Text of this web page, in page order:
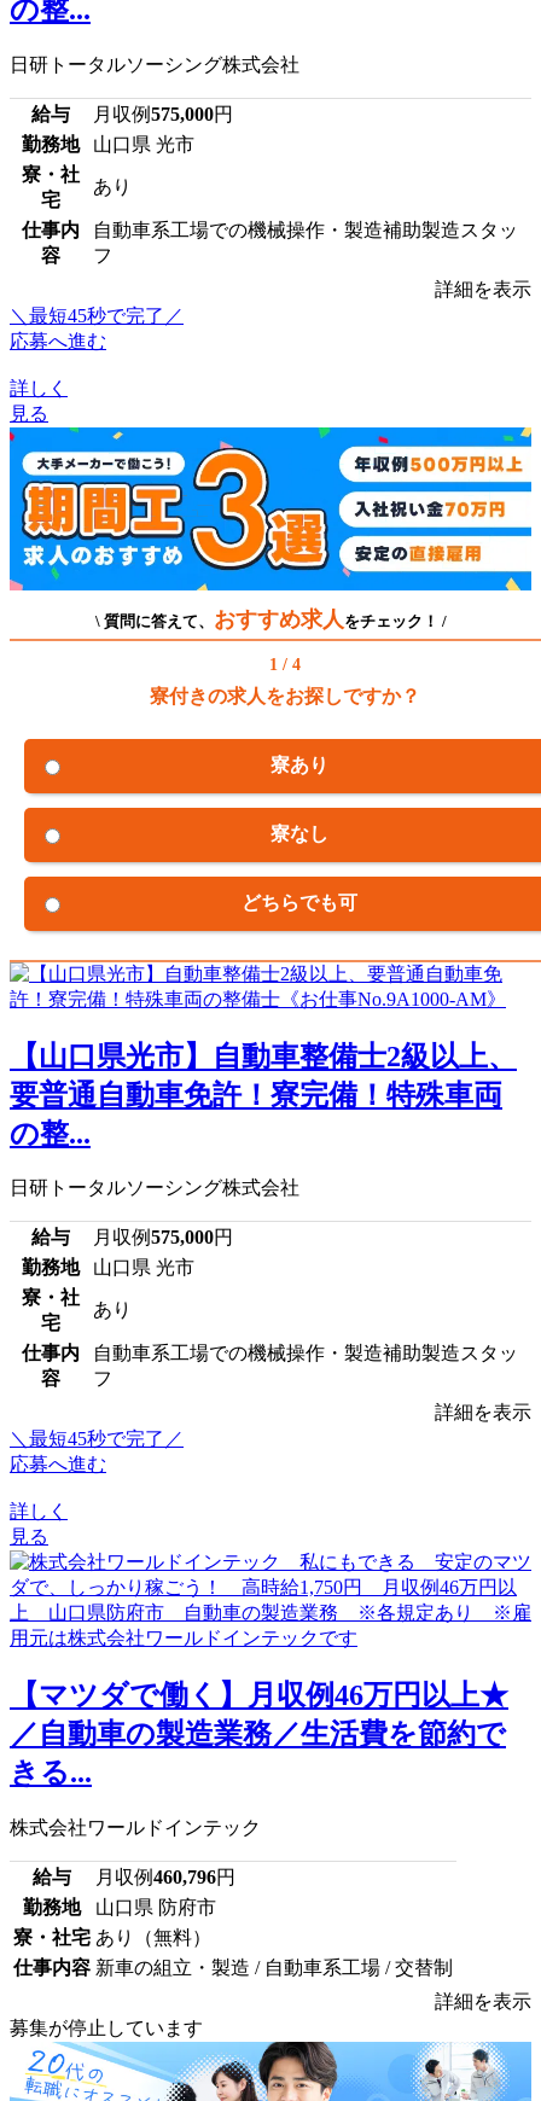
の整...
日研トータルソーシング株式会社
給与 月収例575,000円
勤務地
山口県 光市
寮・社
宅
あり
仕事内
容
自動車系工場での機械操作・製造補助製造スタッ
フ
詳細を表示
＼最短45秒で完了／
応募へ進む
詳しく
見る
\ 質問に答えて、 おすすめ求人 をチェック！ /
1 / 4
寮付きの求人をお探しですか？
寮あり
寮なし
どちらでも可
【山口県光市】自動車整備士2級以上、
要普通自動車免許！寮完備！特殊車両
の整...
日研トータルソーシング株式会社
給与 月収例575,000円
勤務地
山口県 光市
寮・社
宅
あり
仕事内
容
自動車系工場での機械操作・製造補助製造スタッ
フ
詳細を表示
＼最短45秒で完了／
応募へ進む
詳しく
見る
【マツダで働く】月収例46万円以上★
／自動車の製造業務／生活費を節約で
きる...
株式会社ワールドインテック
給与 月収例460,796円
勤務地
山口県 防府市
寮・社宅 あり（無料）
仕事内容 新車の組立・製造 / 自動車系工場 / 交替制
詳細を表示
募集が停止しています